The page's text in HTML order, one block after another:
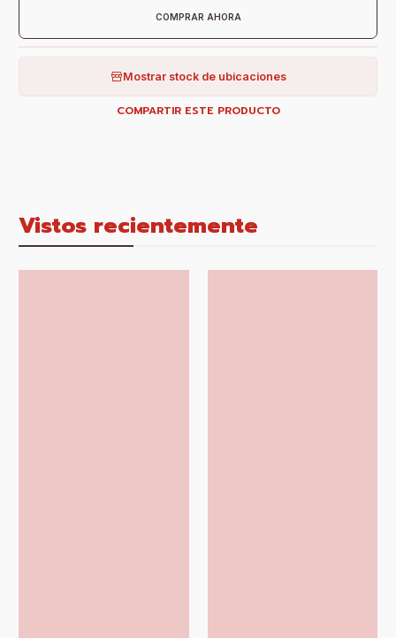
COMPRAR AHORA
Mostrar stock de ubicaciones
COMPARTIR ESTE PRODUCTO
Vistos recientemente